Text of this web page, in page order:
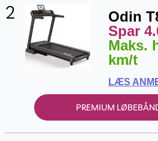
2
Odin
Spar
Maks.
km/t
LÆS
PREMIUM